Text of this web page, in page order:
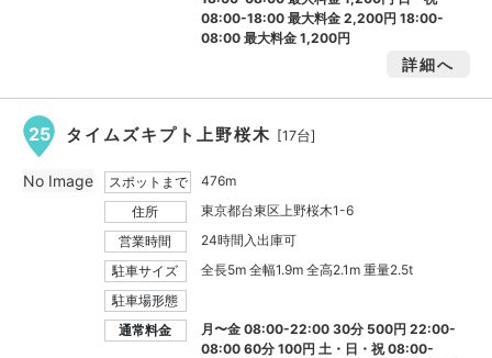
08:00-18:00 最大料金2,200円18:00-
08:00 最大料金1,200円
詳細へ
25 タイムズキプト上野桜木 [17台]
スポットまで
476m
住所
東京都台東区上野桜木1-6
営業時間
24時間入出庫可
駐車サイズ
全長5m 全幅1.9m 全高2.1m 重量2.5t
駐車場形態
通常料金
月〜金 08:00-22:00 30分 500円 22:00-
08:00 60分 100円 土・日・祝 08:00-
No Image